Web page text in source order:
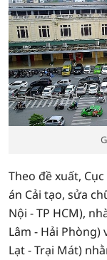
Theo đề xuất,
án Cải tạo, sửa
Nội - TP HCM),
Lâm - Hải
Lạt - Trại Mát)